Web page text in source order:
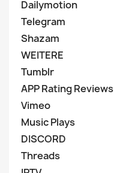
Dailymotion
Telegram
Shazam
WEITERE
Tumblr
APP Rating Reviews
Vimeo
Music Plays
DISCORD
Threads